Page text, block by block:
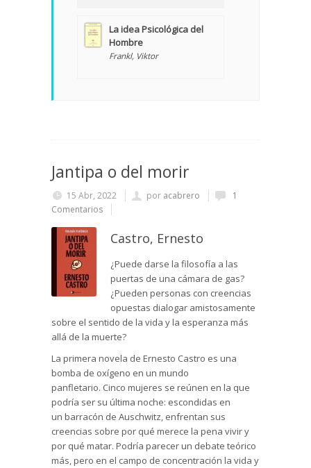
La idea Psicológica del
Hombre
Frankl, Viktor
Jantipa o del morir
15 Abr, 2022 por acabrero
1
Comentarios
Castro, Ernesto
¿Puede darse la filosofía a las
puertas de una cámara de gas?
¿Pueden personas con creencias
opuestas dialogar amistosamente
sobre el sentido de la vida y la esperanza más
allá de la muerte?
La primera novela de Ernesto Castro es una
bomba de oxígeno en un mundo
panfletario. Cinco mujeres se reúnen en la que
podría ser su última noche: escondidas en
un barracón de Auschwitz, enfrentan sus
creencias sobre por qué merece la pena vivir y
por qué matar. Podría parecer un debate teórico
más, pero en el campo de concentración la vida y